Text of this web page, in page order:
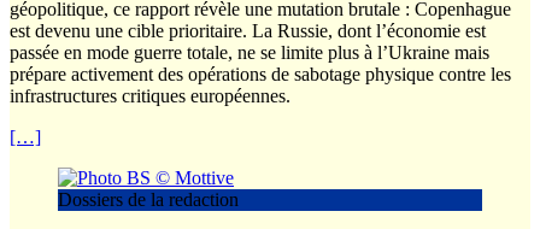
géopolitique, ce rapport révèle une mutation brutale : Copenhague
est devenu une cible prioritaire. La Russie, dont l’économie est
passée en mode guerre totale, ne se limite plus à l’Ukraine mais
prépare activement des opérations de sabotage physique contre les
infrastructures critiques européennes.
[…]
Dossiers de la redaction